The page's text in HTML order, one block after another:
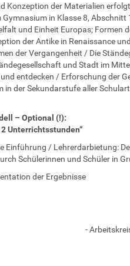
Konzeption der Materialien
Gymnasium in Klasse 8,
und Einheit Europas;
der Antike in Renaissance
der Vergangenheit / Die
und Stadt im
entdecken / Erforschung der
in der Sekundarstufe aller
– Optional (!):
2 Unterrichtsstunden“
Einführung / Lehrerdarbietung:
Schülerinnen und Schüler in
der Ergebnisse
-